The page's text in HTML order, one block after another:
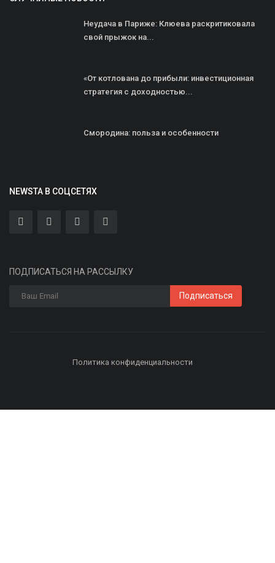
Неудача в Париже: Клюева раскритиковала
свой прыжок на...
«От котлована до прибыли: инвестиционная
стратегия с доходностью...
Смородина: польза и особенности
NEWSTA В СОЦСЕТЯХ
ПОДПИСАТЬСЯ НА РАССЫЛКУ
Подписаться
Политика конфиденциальности